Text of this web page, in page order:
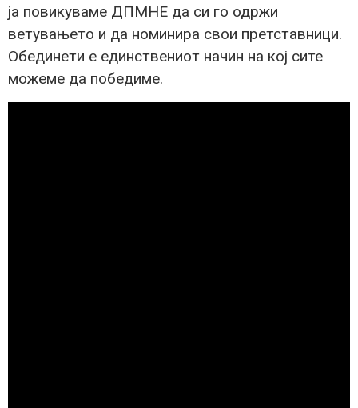
ја повикуваме ДПМНЕ да си го одржи
ветувањето и да номинира свои претставници.
Обединети е единствениот начин на кој сите
можеме да победиме.